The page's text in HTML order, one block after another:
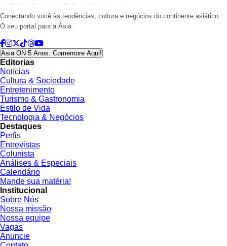
Conectando você às tendências, cultura e negócios do continente asiático.
O seu portal para a Ásia.
Asia ON 5 Anos: Comemore Aqui!
Editorias
Notícias
Cultura & Sociedade
Entretenimento
Turismo & Gastronomia
Estilo de Vida
Tecnologia & Negócios
Destaques
Perfis
Entrevistas
Colunista
Análises & Especiais
Calendário
Mande sua matéria!
Institucional
Sobre Nós
Nossa missão
Nossa equipe
Vagas
Anuncie